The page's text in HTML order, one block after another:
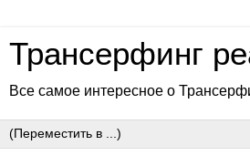
Трансерфинг
Все самое интересное о